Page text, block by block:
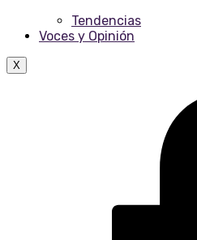
Tendencias
Voces y Opinión
X